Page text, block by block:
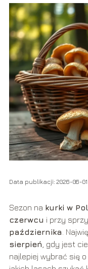
Data publikacji: 2026-06-01
Sezon na kurki w
czerwcu i przy
października .
sierpień , gdy jest
najlepiej wybrać się